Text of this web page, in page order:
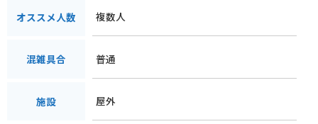
オススメ人数 複数人
混雑具合 普通
施設 屋外